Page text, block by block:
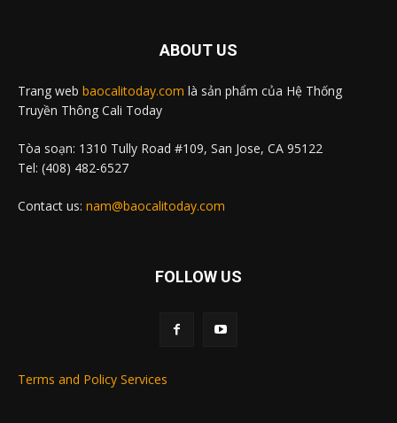
ABOUT US
Trang web baocalitoday.com là sản phẩm của Hệ Thống
Truyền Thông Cali Today
Tòa soạn: 1310 Tully Road #109, San Jose, CA 95122
Tel: (408) 482-6527
Contact us: nam@baocalitoday.com
FOLLOW US
Terms and Policy Services